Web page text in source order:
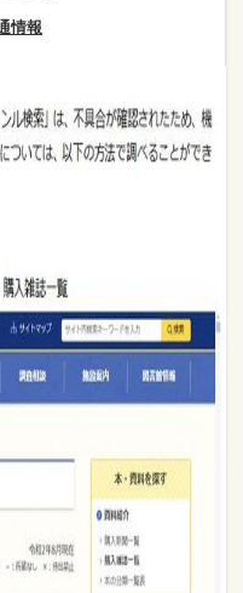
情報